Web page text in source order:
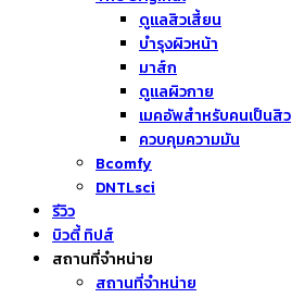
ดูแลสิวเสี้ยน
บำรุงผิวหน้า
มาส์ก
ดูแลผิวกาย
เมคอัพสำหรับคนเป็นสิว
ควบคุมความมัน
Bcomfy
DNTLsci
รีวิว
บิวตี้ ทิปส์
สถานที่จำหน่าย
สถานที่จำหน่าย